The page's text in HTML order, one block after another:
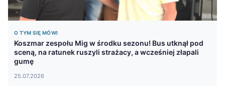
O TYM SIĘ MÓWI
Koszmar zespołu Mig w środku sezonu! Bus utknął pod
sceną, na ratunek ruszyli strażacy, a wcześniej złapali
gumę
25.07.2026